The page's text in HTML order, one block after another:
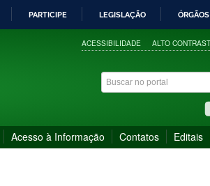
PARTICIPE LEGISLAÇÃO
ACESSIBILIDADE ALTO
Acesso à Informação Contatos Editais